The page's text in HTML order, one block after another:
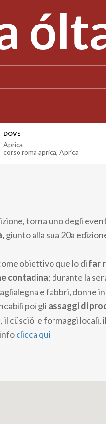
DOVE
Aprica
corso roma aprica, Aprica
torna uno degli
giunto alla sua 20a
obiettivo quello di far
contadina; durante la
e fabbri, donne
poi gli assaggi di
il cüsciöl e formaggi
clicca qui